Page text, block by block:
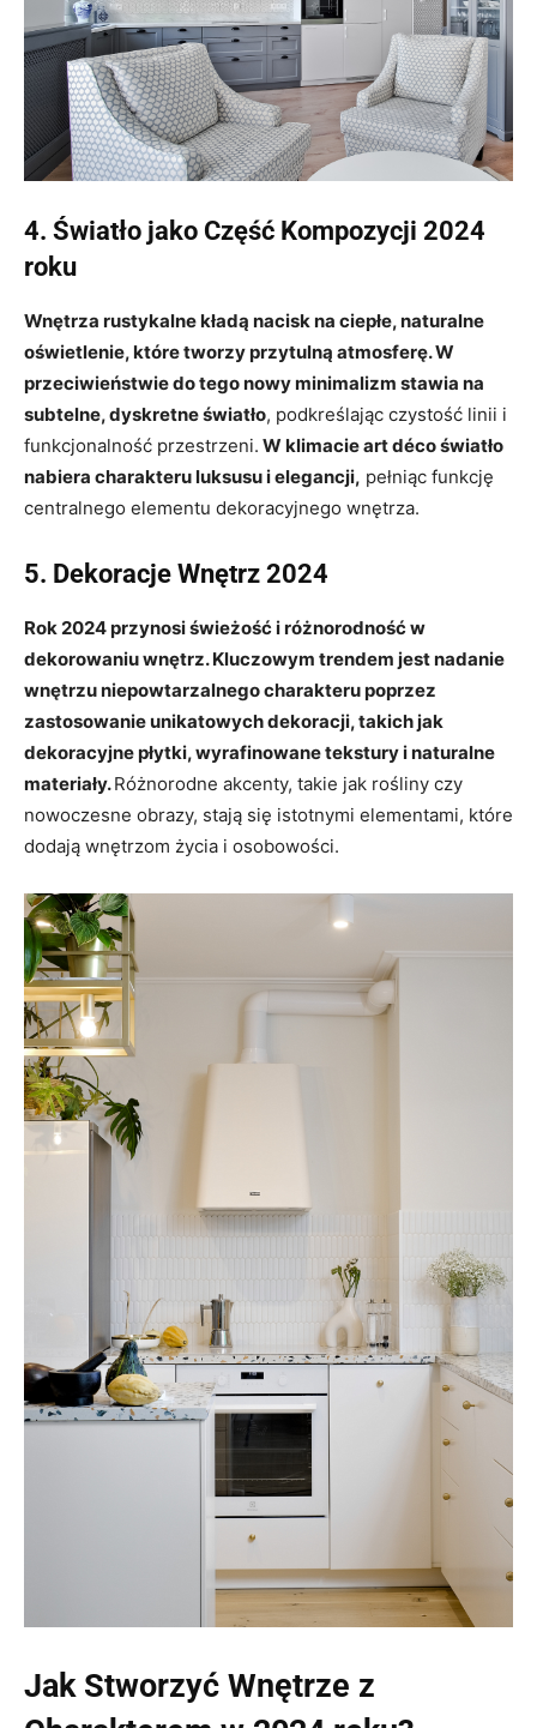
4. Światło jako Część Kompozycji 2024
roku
Wnętrza rustykalnekładą nacisk na ciepłe, naturalne
oświetlenie, które tworzy przytulną atmosferę. W
przeciwieństwie do tego nowy minimalizm stawia na
subtelne, dyskretne światło, podkreślając czystość linii i
funkcjonalność przestrzeni. W klimacie art déco światło
nabiera charakteru luksusu i elegancji, pełniąc funkcję
centralnego elementu dekoracyjnego wnętrza.
5. Dekoracje Wnętrz 2024
Rok 2024 przynosi świeżość i różnorodność w
dekorowaniu wnętrz. Kluczowym trendem jest nadanie
wnętrzu niepowtarzalnego charakteru poprzez
zastosowanie unikatowych dekoracji, takich jak
dekoracyjne płytki, wyrafinowane tekstury i naturalne
materiały.Różnorodne akcenty, takie jak rośliny czy
nowoczesne obrazy, stają się istotnymi elementami, które
dodają wnętrzom życia i osobowości.
Jak Stworzyć Wnętrze z